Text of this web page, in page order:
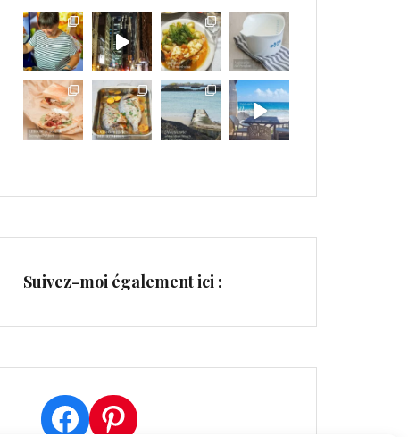
Suivez-moi également ici :
Facebook
Pinterest